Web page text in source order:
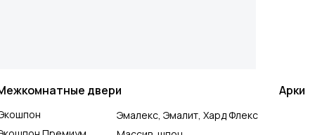
Эмалекс, Эмалит, Хард Флекс
Арки
двери